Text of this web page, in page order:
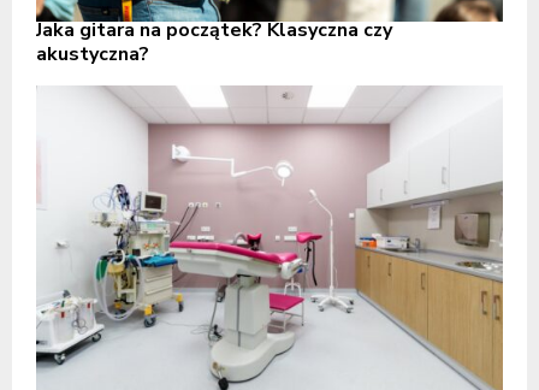
Jaka gitara na początek? Klasyczna czy
akustyczna?